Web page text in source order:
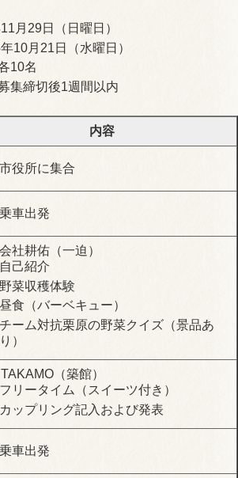
月29日（日曜日）
10月21日（水曜日）
10名
集締切後1週間以内
内容
役所に集合
車出発
社耕佑（一迫）
自己紹介
野菜収穫体験
昼食（バーベキュー）
チーム対抗栗原の野菜クイズ（景品あ
り）
（築館）
フリータイム（スイーツ付き）
カップリング記入および発表
車出発